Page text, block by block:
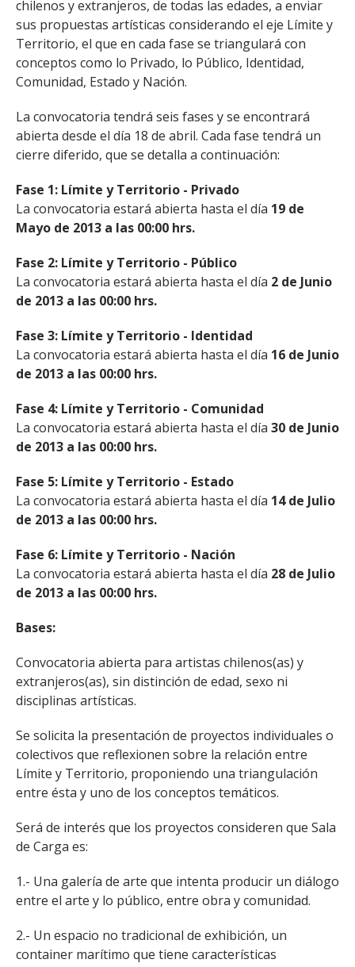
chilenos y extranjeros, de todas las edades, a enviar
sus propuestas artísticas considerando el eje Límite y
Territorio, el que en cada fase se triangulará con
conceptos como lo Privado, lo Público, Identidad,
Comunidad, Estado y Nación.
La convocatoria tendrá seis fases y se encontrará
abierta desde el día 18 de abril. Cada fase tendrá un
cierre diferido, que se detalla a continuación:
Fase 1: Límite y Territorio - Privado
La convocatoria estará abierta hasta el día 19 de
Mayo de 2013 a las 00:00 hrs.
Fase 2: Límite y Territorio - Público
La convocatoria estará abierta hasta el día 2 de Junio
de 2013 a las 00:00 hrs.
Fase 3: Límite y Territorio - Identidad
La convocatoria estará abierta hasta el día 16 de Junio
de 2013 a las 00:00 hrs.
Fase 4: Límite y Territorio - Comunidad
La convocatoria estará abierta hasta el día 30 de Junio
de 2013 a las 00:00 hrs.
Fase 5: Límite y Territorio - Estado
La convocatoria estará abierta hasta el día 14 de Julio
de 2013 a las 00:00 hrs.
Fase 6: Límite y Territorio - Nación
La convocatoria estará abierta hasta el día 28 de Julio
de 2013 a las 00:00 hrs.
Bases:
Convocatoria abierta para artistas chilenos(as) y
extranjeros(as), sin distinción de edad, sexo ni
disciplinas artísticas.
Se solicita la presentación de proyectos individuales o
colectivos que reflexionen sobre la relación entre
Límite y Territorio, proponiendo una triangulación
entre ésta y uno de los conceptos temáticos.
Será de interés que los proyectos consideren que Sala
de Carga es:
1.- Una galería de arte que intenta producir un diálogo
entre el arte y lo público, entre obra y comunidad.
2.- Un espacio no tradicional de exhibición, un
container marítimo que tiene características